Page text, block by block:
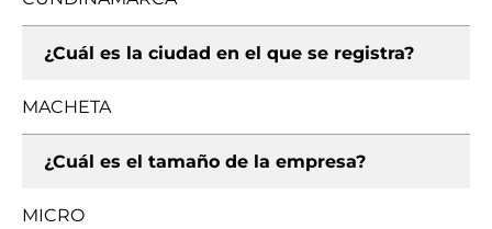
¿Cuál es la ciudad en el que se registra?
MACHETA
¿Cuál es el tamaño de la empresa?
MICRO